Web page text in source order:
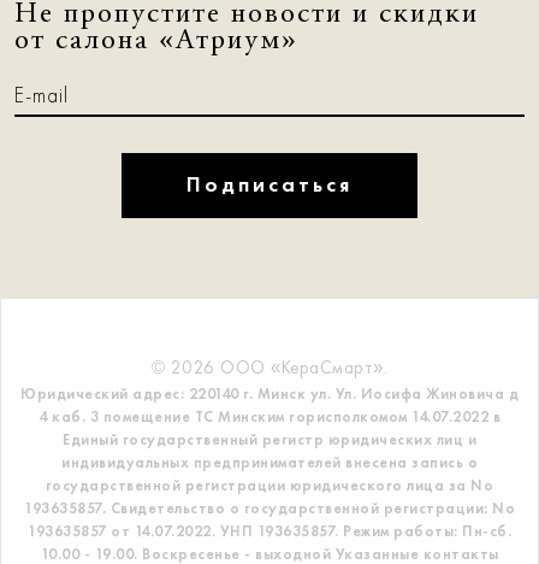
Не пропустите новости и скидки
от салона «Атриум»
Подписаться
© 2026 ООО «КераСмарт».
Юридический адрес: 220140 г. Минск ул. Ул. Иосифа Жиновича д
4 каб. 3 помещение ТС Минским горисполкомом 14.07.2022 в
Единый государственный регистр юридических лиц и
индивидуальных предпринимателей внесена запись о
государственной регистрации юридического лица за No
193635857. Свидетельство о государственной регистрации: No
193635857 от 14.07.2022. УНП 193635857. Режим работы: Пн-сб.
10.00 - 19.00. Воскресенье - выходной Указанные контакты